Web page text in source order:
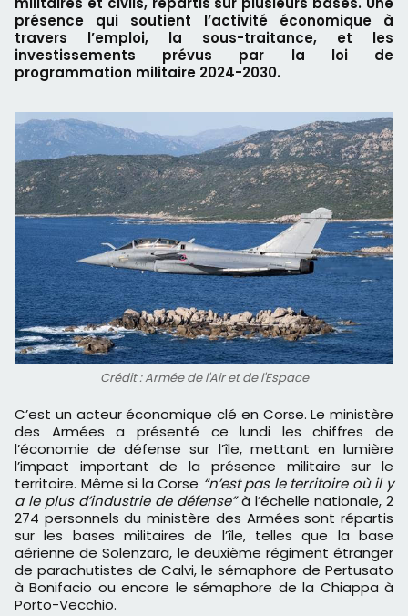
présence qui soutient l’activité économique à
travers l’emploi, la sous-traitance, et les
investissements prévus par la loi de
programmation militaire 2024-2030.
Crédit : Armée de l'Air et de l'Espace
C’est un acteur économique clé en Corse. Le ministère
des Armées a présenté ce lundi les chiffres de
l’économie de défense sur l’île, mettant en lumière
l’impact important de la présence militaire sur le
territoire. Même si la Corse “n’est pas le territoire où il y
a le plus d’industrie de défense”à l’échelle nationale, 2
274 personnels du ministère des Armées sont répartis
sur les bases militaires de l’île, telles que la base
aérienne de Solenzara, le deuxième régiment étranger
de parachutistes de Calvi, le sémaphore de Pertusato
à Bonifacio ou encore le sémaphore de la Chiappa à
Porto-Vecchio.